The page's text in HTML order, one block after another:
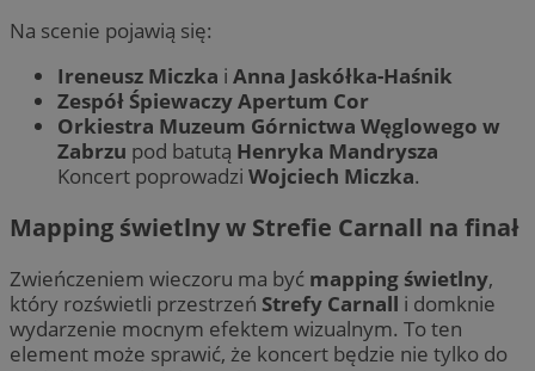
Na scenie pojawią się:
Ireneusz Miczka i Anna Jaskółka-Haśnik
Zespół Śpiewaczy Apertum Cor
Orkiestra Muzeum Górnictwa Węglowego w
Zabrzu pod batutą Henryka Mandrysza
Koncert poprowadzi Wojciech Miczka.
Mapping świetlny w Strefie Carnall na finał
Zwieńczeniem wieczoru ma być mapping świetlny,
który rozświetli przestrzeń Strefy Carnall i domknie
wydarzenie mocnym efektem wizualnym. To ten
element może sprawić, że koncert będzie nie tylko do